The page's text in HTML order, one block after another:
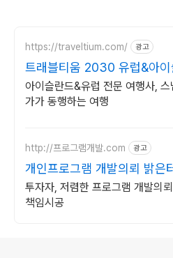
https://traveltium.com/ 광고
트래블티움 2030 유럽&아이
아이슬란드&유럽 전문 여행사,
가가 동행하는 여행
http://프로그램개발.com 광고
개인프로그램 개발의뢰 밝은
투자자, 저렴한 프로그램 개발의
책임시공